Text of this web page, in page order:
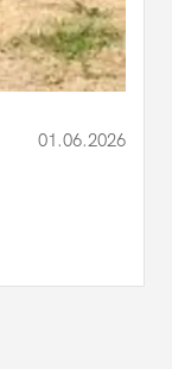
01.06.2026